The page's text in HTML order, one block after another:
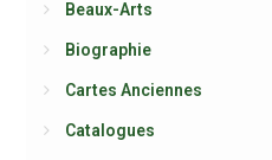
Beaux-Arts
Biographie
Cartes Anciennes
Catalogues